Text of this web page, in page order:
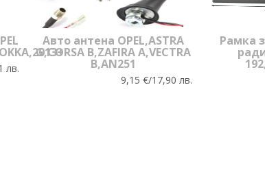
лв.
Авто антена OPEL,ASTRA
G,CORSA B,ZAFIRA A,VECTRA
B,AN251
9,15 €/17,90 лв.
Рамка